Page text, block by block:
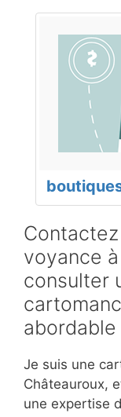
voyance
consulter
abordable
Je suis une
Châteauroux,
une expertise